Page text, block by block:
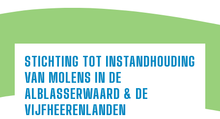
STICHTING TOT INSTANDHOUDING
VAN MOLENS IN DE
ALBLASSERWAARD & DE
VIJFHEERENLANDEN